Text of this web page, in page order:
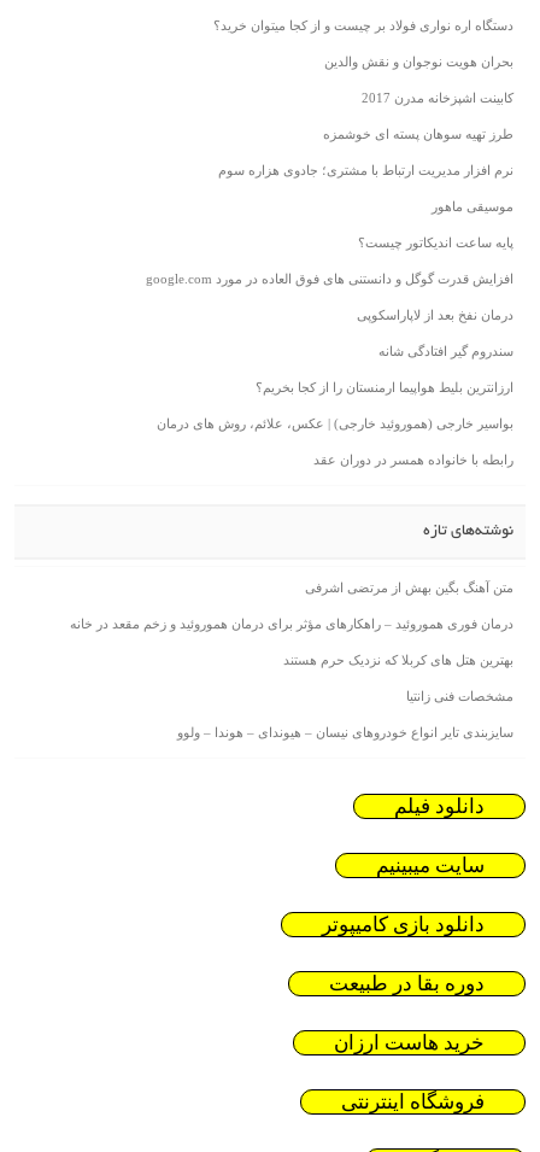
دستگاه اره نواری فولاد بر چیست و از کجا میتوان خرید؟
بحران هویت نوجوان و نقش والدین
کابینت اشپزخانه مدرن 2017
طرز تهیه سوهان پسته ای خوشمزه
نرم افزار مدیریت ارتباط با مشتری؛ جادوی هزاره سوم
موسیقی ماهور
پایه ساعت اندیکاتور چیست؟
افزایش قدرت گوگل و دانستنی های فوق العاده در مورد google.com
درمان نفخ بعد از لاپاراسکوپی
سندروم گیر افتادگی شانه
ارزانترین بلیط هواپیما ارمنستان را از کجا بخریم؟
بواسیر خارجی (هموروئید خارجی) | عکس، علائم، روش های درمان
رابطه با خانواده همسر در دوران عقد
نوشته‌های تازه
متن آهنگ بگین بهش از مرتضی اشرفی
درمان فوری هموروئید – راهکارهای مؤثر برای درمان هموروئید و زخم مقعد در خانه
بهترین هتل های کربلا که نزدیک حرم هستند
مشخصات فنی زانتیا
سایزبندی تایر انواع خودروهای نیسان – هیوندای – هوندا – ولوو
دانلود فیلم
سایت میبینیم
دانلود بازی کامیپوتر
دوره بقا در طبیعت
خرید هاست ارزان
فروشگاه اینترنتی